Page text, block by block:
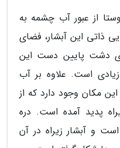
از عبور آب چشمه به
ذاتی این آبشار، فضای
دشت پایین دست این
زیادی است. علاوه بر آب
مکان وجود دارد که از
پدید آمده است. دره
و آبشار زیراه در آن